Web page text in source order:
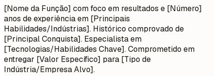
[Nome da Função] com foco em resultados e [Número]
anos de experiência em [Principais
Habilidades/Indústrias]. Histórico comprovado de
[Principal Conquista]. Especialista em
[Tecnologias/Habilidades Chave]. Comprometido em
entregar [Valor Específico] para [Tipo de
Indústria/Empresa Alvo].